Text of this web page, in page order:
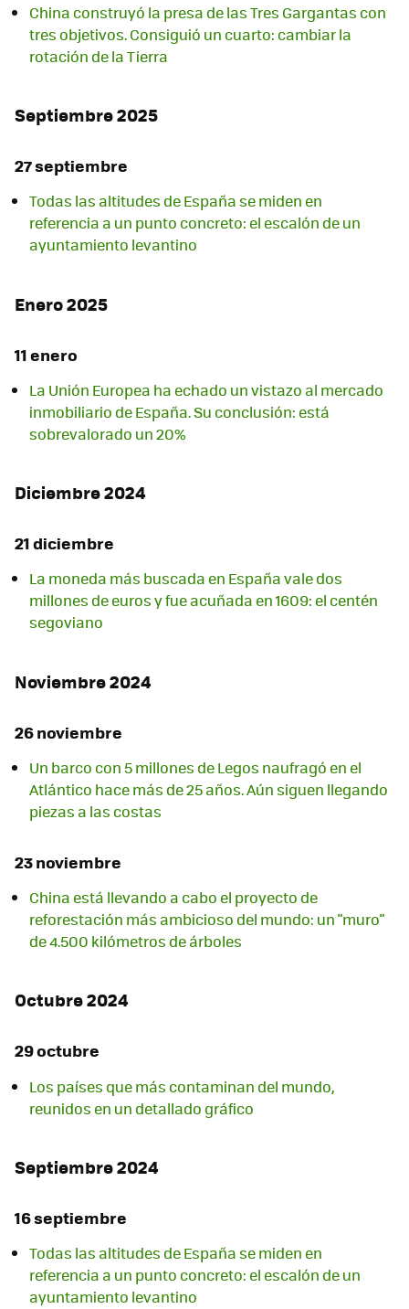
China construyó la presa de las Tres Gargantas con
tres objetivos. Consiguió un cuarto: cambiar la
rotación de la Tierra
Septiembre 2025
27 septiembre
Todas las altitudes de España se miden en
referencia a un punto concreto: el escalón de un
ayuntamiento levantino
Enero 2025
11 enero
La Unión Europea ha echado un vistazo al mercado
inmobiliario de España. Su conclusión: está
sobrevalorado un 20%
Diciembre 2024
21 diciembre
La moneda más buscada en España vale dos
millones de euros y fue acuñada en 1609: el centén
segoviano
Noviembre 2024
26 noviembre
Un barco con 5 millones de Legos naufragó en el
Atlántico hace más de 25 años. Aún siguen llegando
piezas a las costas
23 noviembre
China está llevando a cabo el proyecto de
reforestación más ambicioso del mundo: un "muro"
de 4.500 kilómetros de árboles
Octubre 2024
29 octubre
Los países que más contaminan del mundo,
reunidos en un detallado gráfico
Septiembre 2024
16 septiembre
Todas las altitudes de España se miden en
referencia a un punto concreto: el escalón de un
ayuntamiento levantino